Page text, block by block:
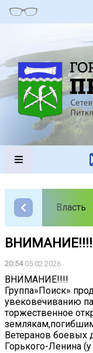
Власть
ВНИМАНИЕ!!!!
20:5405.02.2026
ВНИМАНИЕ!!!!
Группа»Поиск»
увековечиванию
торжественное
Ветеранов боевых
Горького-Ленина